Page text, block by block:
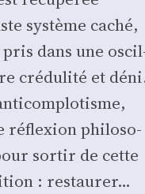
sys­tème caché,
dans une
cré­du­li­té et
réflexion phi­lo­so­
sor­tir de cette
: res­tau­rer…